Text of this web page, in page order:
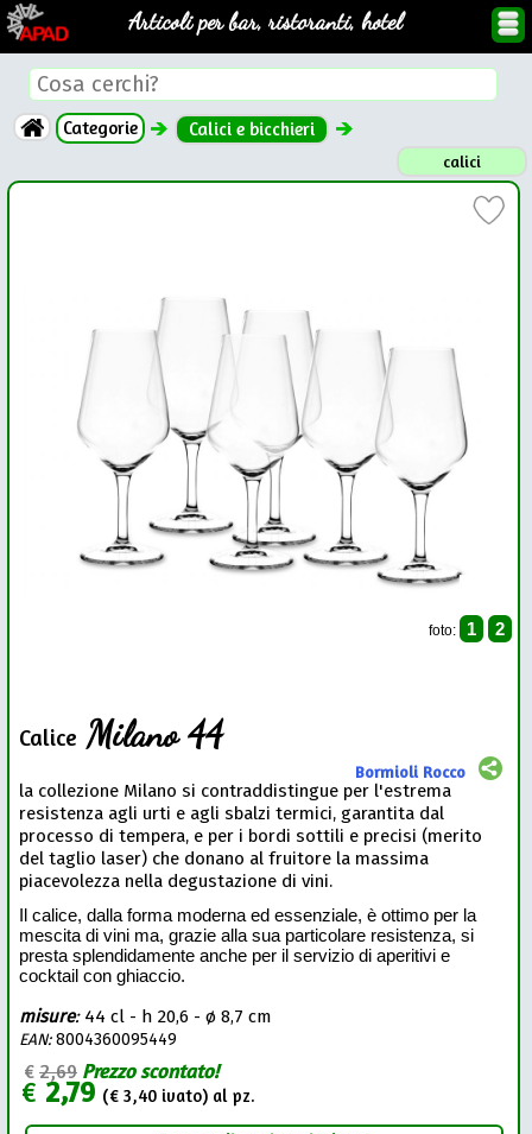
Articoli per bar, ristoranti, hotel
Categorie Calici e bicchieri
calici
foto: 1 2
Calice Milano 44
Bormioli Rocco
la collezione Milano si contraddistingue per l'estrema
resistenza agli urti e agli sbalzi termici, garantita dal
processo di tempera, e per i bordi sottili e precisi (merito
del taglio laser) che donano al fruitore la massima
piacevolezza nella degustazione di vini.
Il calice, dalla forma moderna ed essenziale, è ottimo per la
mescita di vini ma, grazie alla sua particolare resistenza, si
presta splendidamente anche per il servizio di aperitivi e
cocktail con ghiaccio.
misure: 44 cl - h 20,6 - ø 8,7 cm
EAN:8004360095449
€2,69 Prezzo scontato!
€ 2,79 (€3,40 ivato) al pz.